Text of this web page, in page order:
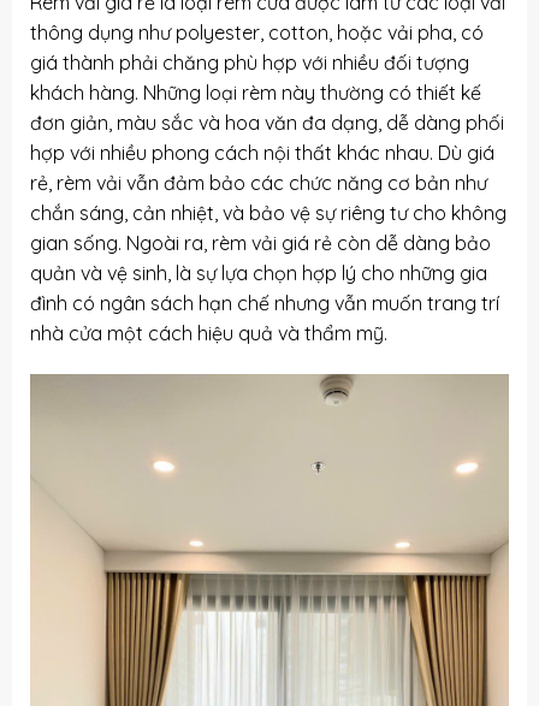
thông dụng như polyester, cotton, hoặc vải pha, có
giá thành phải chăng phù hợp với nhiều đối tượng
khách hàng. Những loại rèm này thường có thiết kế
đơn giản, màu sắc và hoa văn đa dạng, dễ dàng phối
hợp với nhiều phong cách nội thất khác nhau. Dù giá
rẻ, rèm vải vẫn đảm bảo các chức năng cơ bản như
chắn sáng, cản nhiệt, và bảo vệ sự riêng tư cho không
gian sống. Ngoài ra, rèm vải giá rẻ còn dễ dàng bảo
quản và vệ sinh, là sự lựa chọn hợp lý cho những gia
đình có ngân sách hạn chế nhưng vẫn muốn trang trí
nhà cửa một cách hiệu quả và thẩm mỹ.